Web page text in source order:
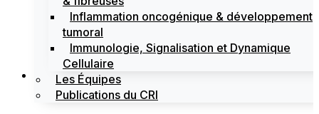
Inflammation oncogénique & développement
tumoral
Immunologie, Signalisation et Dynamique
Cellulaire
Les Équipes
Publications du CRI
Formations